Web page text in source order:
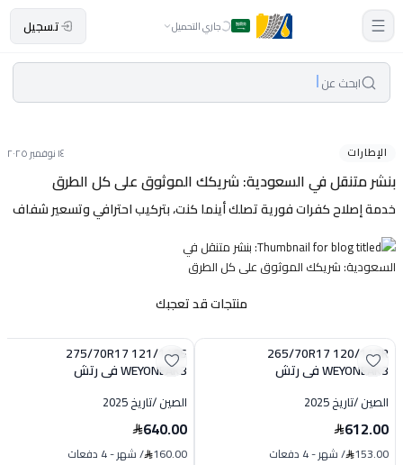
جاري التحميل تسجيل
ابحث عن
الإطارات ١٤ نوفمبر ٢٠٢٥
بنشر متنقل في السعودية: شريكك الموثوق على كل الطرق
خدمة إصلاح كفرات فورية تصلك أينما كنت، بتركيب احترافي وتسعير شفاف
منتجات قد تعجبك
265/70R17 120/117R
WEYONEAK3 في رتش
الصين/تاريخ 2025
612.00
153.00
/شهر-4 دفعات
275/70R17 121/118S
WEYONEAK3 في رتش
الصين/تاريخ 2025
640.00
160.00
/شهر-4 دفعات